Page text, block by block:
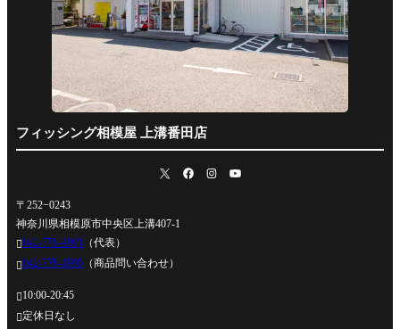
フィッシング相模屋 上溝番田店
〒252−0243
神奈川県相模原市中央区上溝407-1
042-778-4991 （代表）
042-778-4995 （商品問い合わせ）
10:00-20:45
定休日なし